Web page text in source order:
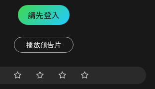
請先登入
播放預告片